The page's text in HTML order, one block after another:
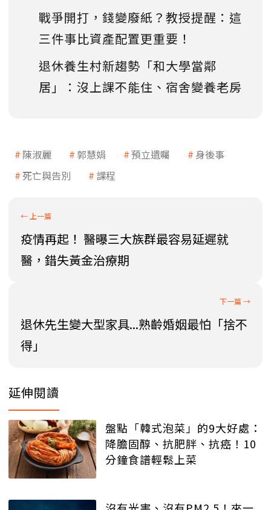
戰爭開打，錢變廢紙？教授提醒：這
三件事比資產配置更重要！
退休養生村新趨勢「和大學當鄰
居」：沒上課不能住、宿舍變養老房
陳淑麗 郭慧娟 預立遺囑
身後事
死亡與告別
課程
疫情再起！ 醫曝三大族群最容易延遲就
醫，錯失黃金治療期
退休先生變大型家具...熟齡婚姻最怕「捨不
得」
延伸閱讀
盤點「韓式泡菜」的9大好處：
降膽固醇、抗肥胖、抗癌！10
分鐘食譜輕鬆上菜